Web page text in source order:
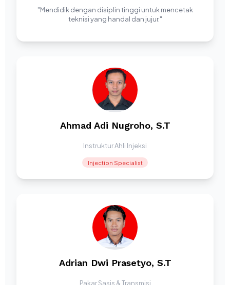
"Mendidik dengan disiplin tinggi untuk mencetak
teknisi yang handal dan jujur."
Ahmad Adi Nugroho, S.T
Instruktur Ahli Injeksi
Injection Specialist
Adrian Dwi Prasetyo, S.T
Pakar Sasis & Transmisi